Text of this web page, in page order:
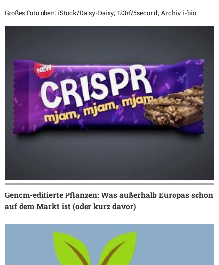
Großes Foto oben: iStock/Daisy-Daisy; 123rf/5second, Archiv i-bio
Genom-editierte Pflanzen: Was außerhalb Europas schon
auf dem Markt ist (oder kurz davor)